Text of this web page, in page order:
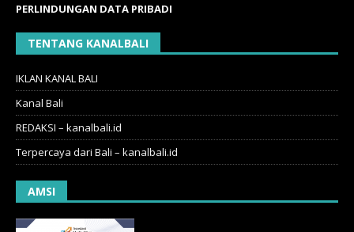
PERLINDUNGAN DATA PRIBADI
TENTANG KANALBALI
IKLAN KANAL BALI
Kanal Bali
REDAKSI – kanalbali.id
Terpercaya dari Bali – kanalbali.id
AMSI